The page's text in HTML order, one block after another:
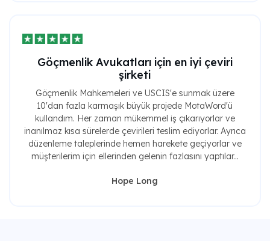
şirketi
Göçmenlik Mahkemeleri ve USCIS'e sunmak üzere
10'dan fazla karmaşık büyük projede MotaWord'ü
kullandım. Her zaman mükemmel iş çıkarıyorlar ve
inanılmaz kısa sürelerde çevirileri teslim ediyorlar. Ayrıca
düzenleme taleplerinde hemen harekete geçiyorlar ve
müşterilerim için ellerinden gelenin fazlasını yaptılar...